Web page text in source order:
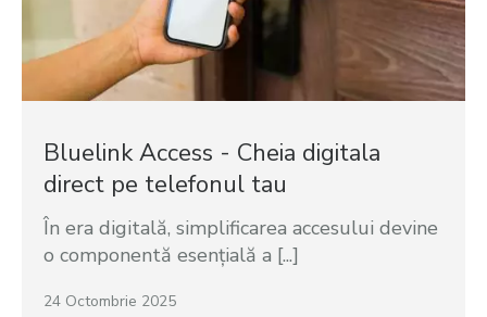
Bluelink Access - Cheia digitala
direct pe telefonul tau
În era digitală, simplificarea accesului devine
o componentă esențială a [...]
24 Octombrie 2025